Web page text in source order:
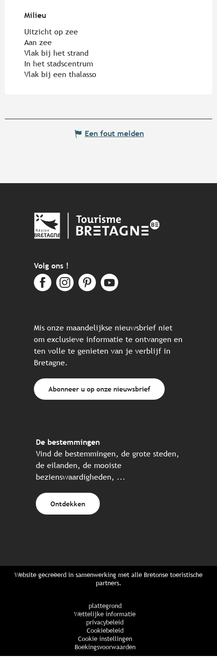
Milieu
Milieu
Uitzicht op zee
Aan zee
Vlak bij het strand
In het stadscentrum
Vlak bij een thalasso
Een fout melden
Volg ons !
Mis onze maandelijkse nieuwsbrief niet
om exclusieve informatie te ontvangen en
ten volle te genieten van je verblijf in
Bretagne.
Abonneer u op onze nieuwsbrief
De bestemmingen
Vind de bestemmingen, de grote steden,
de eilanden, de mooiste
bezienswaardigheden, ...
Ontdekken
Website gecreëerd in samenwerking met alle Bretonse toeristische
partners.
plattegrond
Wettelijke informatie
privacybeleid
Cookiebeleid
Cookie instellingen
Boekingsvoorwaarden